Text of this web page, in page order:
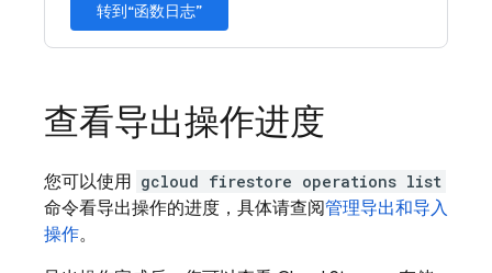
转到“函数日志”
查看导出操作进度
您可以使用 gcloud firestore operations list
命令看导出操作的进度，具体请查阅管理导出和导入
操作。